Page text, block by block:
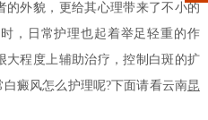
的外貌，更给其心理带来了不小的
，日常护理也起着举足轻重的作
大程度上辅助治疗，控制白斑的扩
癜风怎么护理呢?下面请看云南昆